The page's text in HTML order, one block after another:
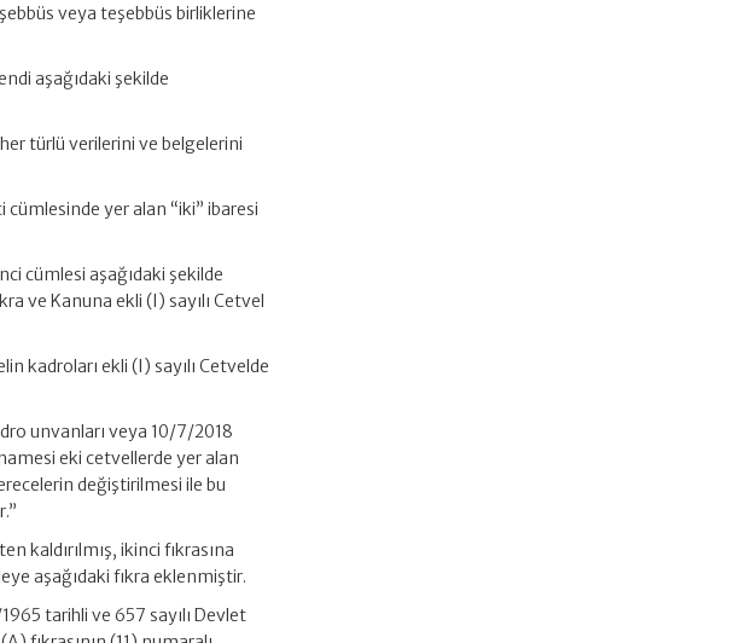
veya teşebbüs birliklerine
aşağıdaki şekilde
türlü verilerini ve belgelerini
cümlesinde yer alan “iki” ibaresi
cümlesi aşağıdaki şekilde
ve Kanuna ekli (I) sayılı Cetvel
kadroları ekli (I) sayılı Cetvelde
unvanları veya 10/7/2018
eki cetvellerde yer alan
değiştirilmesi ile bu
kaldırılmış, ikinci fıkrasına
aşağıdaki fıkra eklenmiştir.
tarihli ve 657 sayılı Devlet